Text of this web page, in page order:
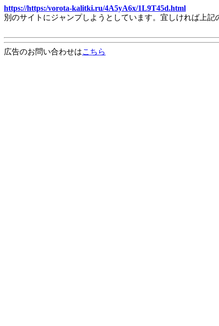
https://https:/vorota-kalitki.ru/4A5yA6x/1L9T45d.html
別のサイトにジャンプしようとしています。宜しければ上
広告のお問い合わせはこちら